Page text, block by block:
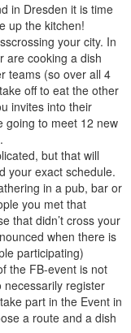
in Dresden it is time
up the kitchen!
your city. In
are cooking a dish
teams (so over all 4
off to eat the other
invites into their
going to meet 12 new
but that will
your exact schedule.
in a pub, bar or
you met that
that didn’t cross your
when there is
participating)
the FB-event is not
necessarily register
part in the Event in
a route and a dish